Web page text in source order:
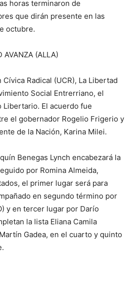
horas terminaron de
que dirán presente en las
octubre.
AVANZA (ALLA)
Radical (UCR), La Libertad
Social Entrerriano, el
Libertario. El acuerdo fue
el gobernador Rogelio Frigerio y
de la Nación, Karina Milei.
Benegas Lynch encabezará la
por Romina Almeida,
el primer lugar será para
en segundo término por
y en tercer lugar por Darío
la lista Eliana Camila
Gadea, en el cuarto y quinto